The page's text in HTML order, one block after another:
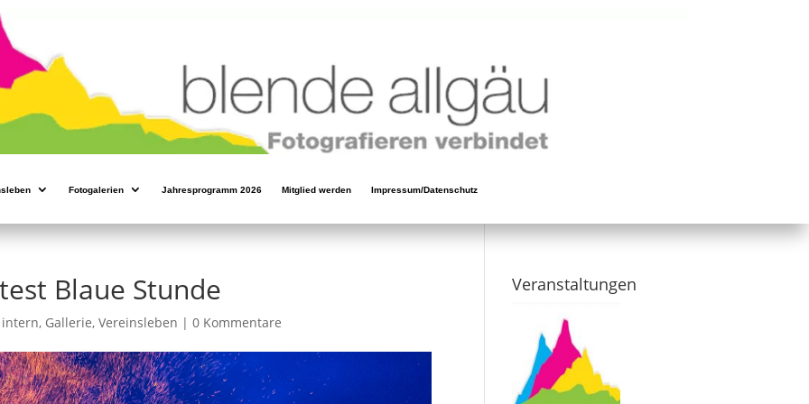
Fotogalerien Jahresprogramm 2026 Mitglied werden Impressum/Datenschutz
Blaue Stunde
intern, Gallerie,Vereinsleben |0 Kommentare
Veranstaltungen